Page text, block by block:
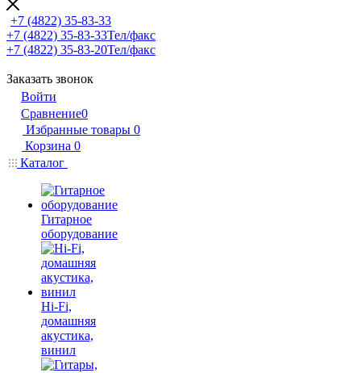
+7 (4822) 35-83-33
+7 (4822) 35-83-33Тел/факс
+7 (4822) 35-83-20Тел/факс
Заказать звонок
Войти
Сравнение0
Избранные товары 0
Корзина 0
Каталог
Гитарное
оборудование
Hi-Fi,
домашняя
акустика,
винил